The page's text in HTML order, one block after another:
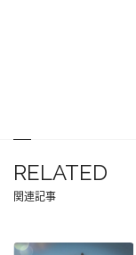
RELATED
関連記事